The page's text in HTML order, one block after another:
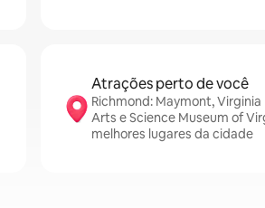
Atrações perto de você
Richmond: Maymont, Virginia
Arts e Science Museum of
melhores lugares da cidade